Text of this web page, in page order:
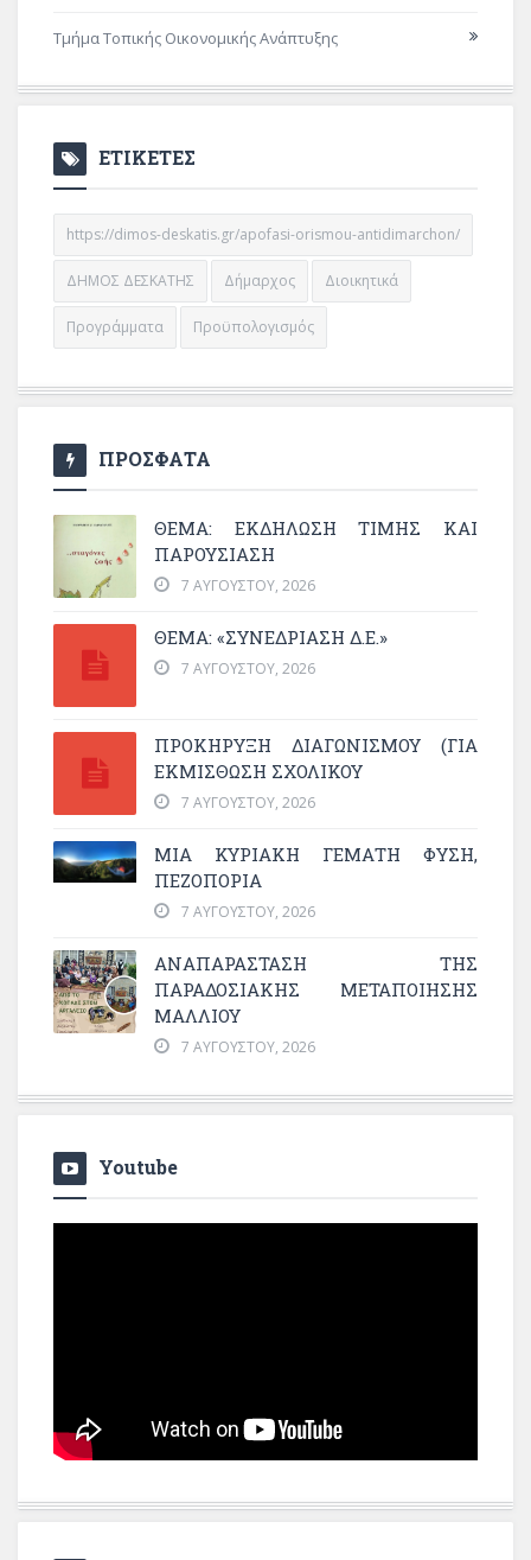
Τμήμα Τοπικής Οικονομικής Ανάπτυξης
ΕΤΙΚΕΤΕΣ
https://dimos-deskatis.gr/apofasi-orismou-antidimarchon/
ΔΗΜΟΣ ΔΕΣΚΑΤΗΣ Δήμαρχος Διοικητικά
Προγράμματα Προϋπολογισμός
ΠΡΟΣΦΑΤΑ
ΘΈΜΑ: ΕΚΔΉΛΩΣΗ ΤΙΜΉΣ ΚΑΙ
ΠΑΡΟΥΣΊΑΣΗ
7 ΑΥΓΟΎΣΤΟΥ, 2026
ΘΕΜΑ: «ΣΥΝΕΔΡΊΑΣΗ Δ.Ε.»
7 ΑΥΓΟΎΣΤΟΥ, 2026
ΠΡΟΚΗΡΥΞΗ ΔΙΑΓΩΝΙΣΜΟΥ (ΓΙΑ
ΕΚΜΊΣΘΩΣΗ ΣΧΟΛΙΚΟΎ
7 ΑΥΓΟΎΣΤΟΥ, 2026
ΜΙΑ ΚΥΡΙΑΚΉ ΓΕΜΆΤΗ ΦΎΣΗ,
ΠΕΖΟΠΟΡΊΑ
7 ΑΥΓΟΎΣΤΟΥ, 2026
ΑΝΑΠΑΡΆΣΤΑΣΗ ΤΗΣ
ΠΑΡΑΔΟΣΙΑΚΉΣ ΜΕΤΑΠΟΊΗΣΗΣ
ΜΑΛΛΙΟΎ
7 ΑΥΓΟΎΣΤΟΥ, 2026
Youtube